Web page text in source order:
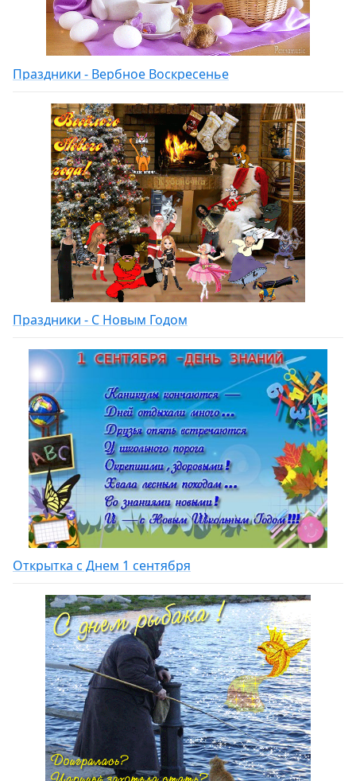
Праздники - Вербное Воскресенье
Праздники - С Новым Годом
Открытка с Днем 1 сентября